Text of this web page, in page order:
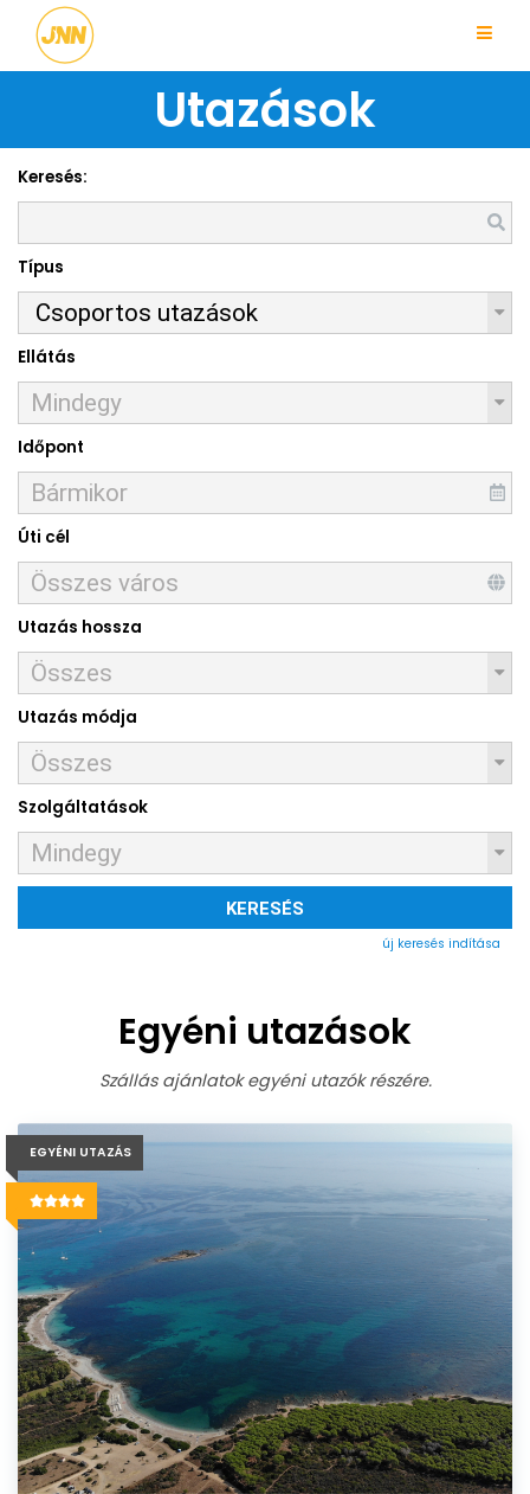
Utazások
Keresés:
Típus
Ellátás
Időpont
Úti cél
Utazás hossza
Utazás módja
Szolgáltatások
KERESÉS
új keresés indítása
Egyéni utazások
Szállás ajánlatok egyéni utazók részére.
EGYÉNI UTAZÁS